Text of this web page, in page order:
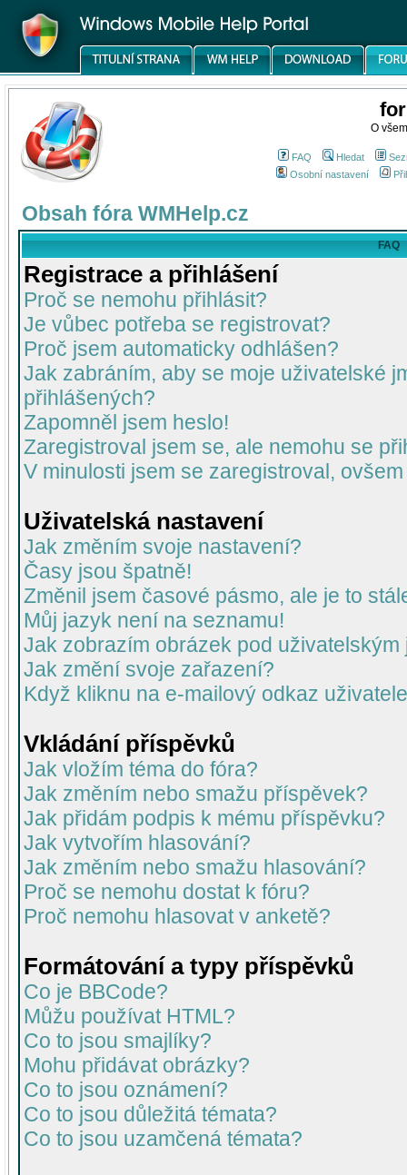
O
FAQ Hledat
Osobní nastavení
Obsah fóra WMHelp.cz
FAQ
Registrace a přihlášení
Proč se nemohu přihlásit?
Je vůbec potřeba se registrovat?
Proč jsem automaticky odhlášen?
Jak zabráním, aby se moje uživatelské
přihlášených?
Zapomněl jsem heslo!
Zaregistroval jsem se, ale nemohu se
V minulosti jsem se zaregistroval,
Uživatelská nastavení
Jak změním svoje nastavení?
Časy jsou špatně!
Změnil jsem časové pásmo, ale je to
Můj jazyk není na seznamu!
Jak zobrazím obrázek pod uživatelským
Jak změní svoje zařazení?
Když kliknu na e-mailový odkaz
Vkládání příspěvků
Jak vložím téma do fóra?
Jak změním nebo smažu příspěvek?
Jak přidám podpis k mému příspěvku?
Jak vytvořím hlasování?
Jak změním nebo smažu hlasování?
Proč se nemohu dostat k fóru?
Proč nemohu hlasovat v anketě?
Formátování a typy příspěvků
Co je BBCode?
Můžu používat HTML?
Co to jsou smajlíky?
Mohu přidávat obrázky?
Co to jsou oznámení?
Co to jsou důležitá témata?
Co to jsou uzamčená témata?